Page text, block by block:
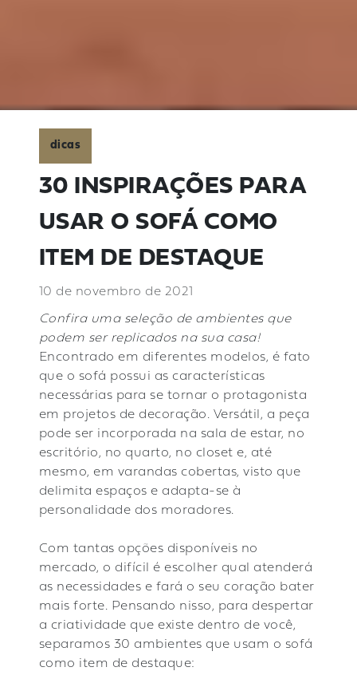
dicas
30 INSPIRAÇÕES PARA
USAR O SOFÁ COMO
ITEM DE DESTAQUE
10 de novembro de 2021
Confira uma seleção de ambientes que
podem ser replicados na sua casa!
Encontrado em diferentes modelos, é fato
que o sofá possui as características
necessárias para se tornar o protagonista
em projetos de decoração. Versátil, a peça
pode ser incorporada na sala de estar, no
escritório, no quarto, no closet e, até
mesmo, em varandas cobertas, visto que
delimita espaços e adapta-se à
personalidade dos moradores.
Com tantas opções disponíveis no
mercado, o difícil é escolher qual atenderá
as necessidades e fará o seu coração bater
mais forte. Pensando nisso, para despertar
a criatividade que existe dentro de você,
separamos 30 ambientes que usam o sofá
como item de destaque: